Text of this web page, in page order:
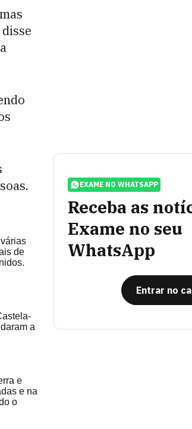
de
a
e
e na
o
EXAME NO WHATSAPP
Receba as
Exame no seu
WhatsApp
Entrar no